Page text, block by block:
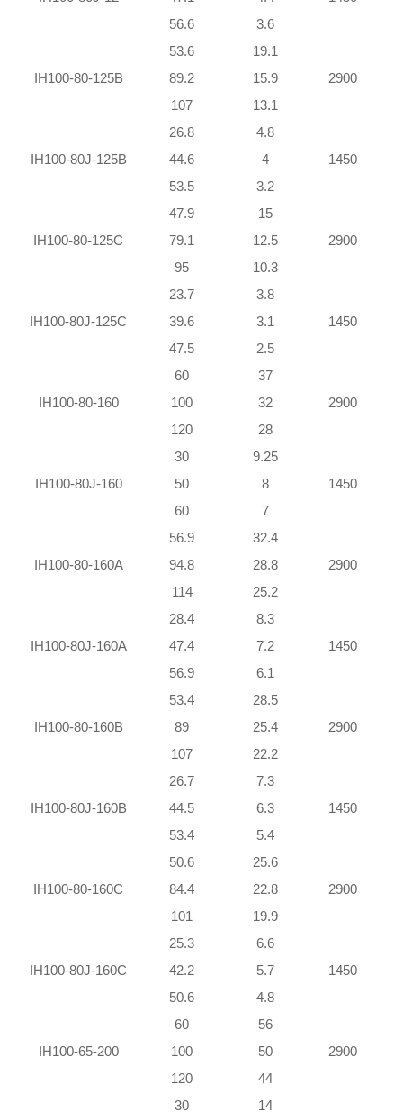
56.6
3.6
IH100-80-125B
53.6
89.2
107
19.1
15.9
13.1
2900
IH100-80J-125B
26.8
44.6
53.5
4.8
4
3.2
1450
IH100-80-125C
47.9
79.1
95
15
12.5
10.3
2900
IH100-80J-125C
23.7
39.6
47.5
3.8
3.1
2.5
1450
IH100-80-160
60
100
120
37
32
28
2900
IH100-80J-160
30
50
60
9.25
8
7
1450
IH100-80-160A
56.9
94.8
114
32.4
28.8
25.2
2900
IH100-80J-160A
28.4
47.4
56.9
8.3
7.2
6.1
1450
IH100-80-160B
53.4
89
107
28.5
25.4
22.2
2900
IH100-80J-160B
26.7
44.5
53.4
7.3
6.3
5.4
1450
IH100-80-160C
50.6
84.4
101
25.6
22.8
19.9
2900
IH100-80J-160C
25.3
42.2
50.6
6.6
5.7
4.8
1450
IH100-65-200
60
100
120
56
50
44
2900
30
14